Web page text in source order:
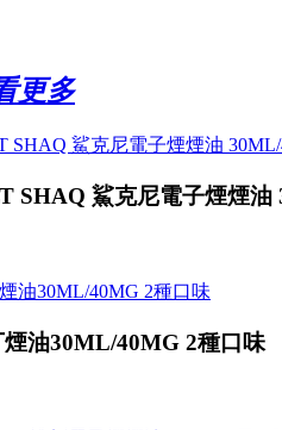
更多
SHAQ 鯊克尼電子煙煙
油30ML/40MG 2種口味